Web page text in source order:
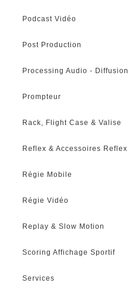
Podcast Vidéo
Post Production
Processing Audio - Diffusion
Prompteur
Rack, Flight Case & Valise
Reflex & Accessoires Reflex
Régie Mobile
Régie Vidéo
Replay & Slow Motion
Scoring Affichage Sportif
Services